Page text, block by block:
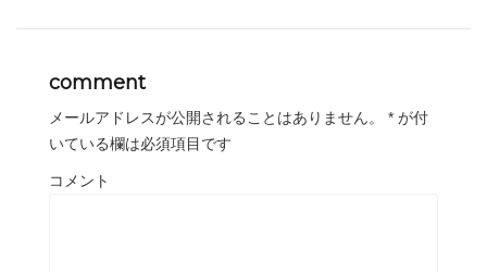
comment
メールアドレスが公開されることはありません。 * が付
いている欄は必須項目です
コメント